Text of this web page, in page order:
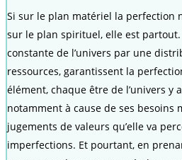
Si sur le plan matériel la perfection
sur le plan spirituel, elle est partout.
constante de l’univers par une
ressources, garantissent la
élément, chaque être de l’univers y
notamment à cause de ses besoins
jugements de valeurs qu’elle va
imperfections. Et pourtant, en